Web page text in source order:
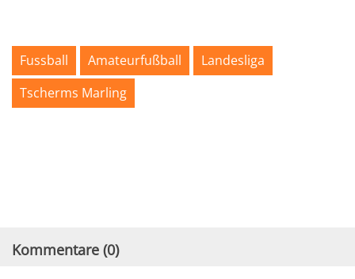
Fussball Amateurfußball
Landesliga
Tscherms Marling
Kommentare (0)